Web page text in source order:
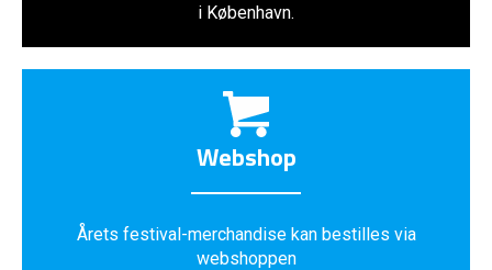
i København.
Webshop
Årets festival-merchandise kan bestilles via
webshoppen